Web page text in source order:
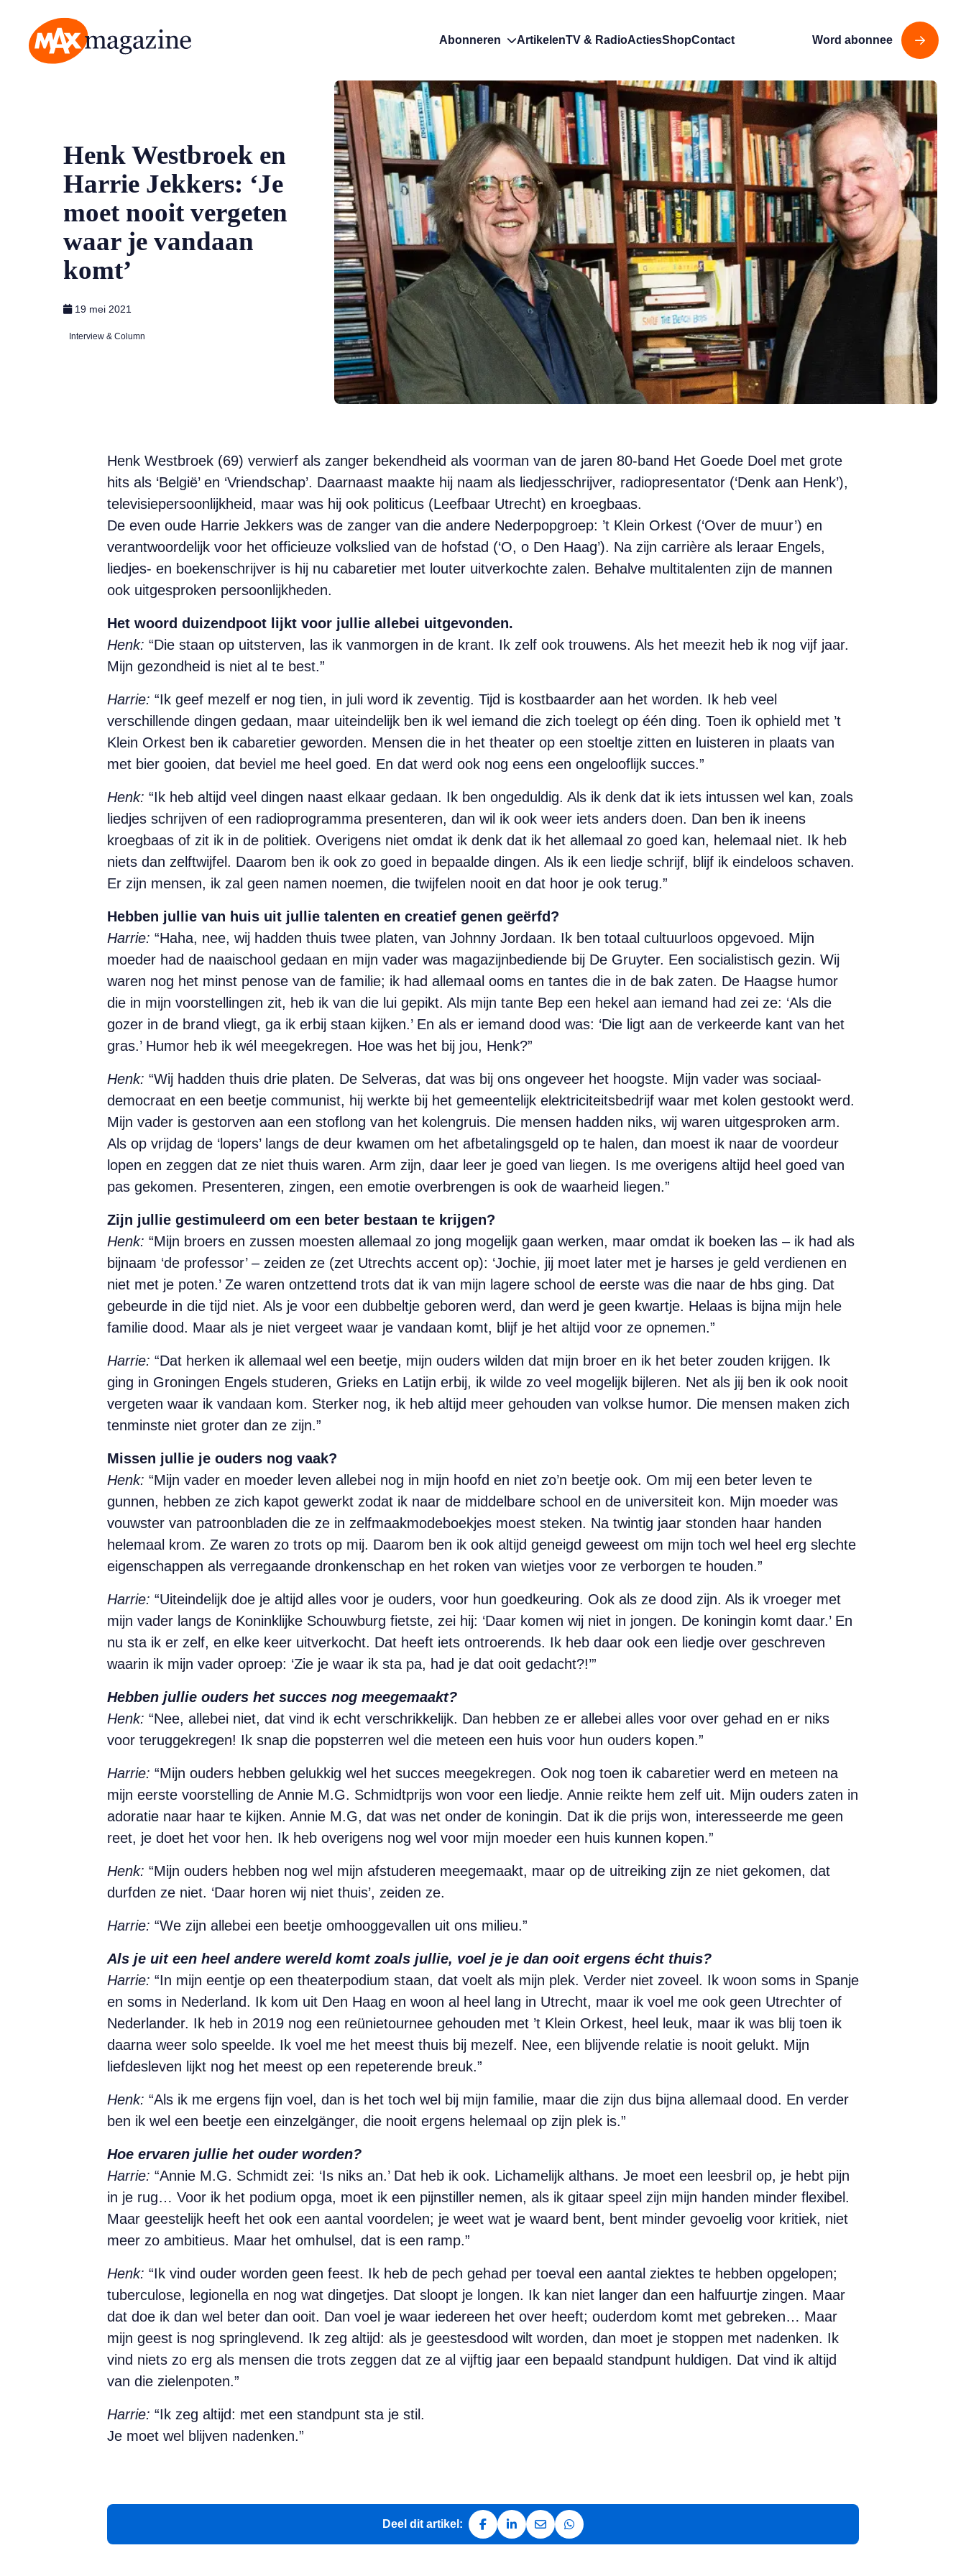
Abonneren ArtikelenTV & RadioActiesShopContact Word abonnee
Henk Westbroek en
Harrie Jekkers: ‘Je
moet nooit vergeten
waar je vandaan
komt’
19 mei 2021
Interview & Column
Henk Westbroek (69) verwierf als zanger bekendheid als voorman van de jaren 80-band Het Goede Doel met grote
hits als ‘België’ en ‘Vriendschap’. Daarnaast maakte hij naam als liedjesschrijver, radiopresentator (‘Denk aan Henk’),
televisiepersoonlijkheid, maar was hij ook politicus (Leefbaar Utrecht) en kroegbaas.
De even oude Harrie Jekkers was de zanger van die andere Nederpopgroep: ’t Klein Orkest (‘Over de muur’) en
verantwoordelijk voor het officieuze volkslied van de hofstad (‘O, o Den Haag’). Na zijn carrière als leraar Engels,
liedjes- en boekenschrijver is hij nu cabaretier met louter uitverkochte zalen. Behalve multitalenten zijn de mannen
ook uitgesproken persoonlijkheden.
Het woord duizendpoot lijkt voor jullie allebei uitgevonden.
Henk: “Die staan op uitsterven, las ik vanmorgen in de krant. Ik zelf ook trouwens. Als het meezit heb ik nog vijf jaar.
Mijn gezondheid is niet al te best.”
Harrie: “Ik geef mezelf er nog tien, in juli word ik zeventig. Tijd is kostbaarder aan het worden. Ik heb veel
verschillende dingen gedaan, maar uiteindelijk ben ik wel iemand die zich toelegt op één ding. Toen ik ophield met ’t
Klein Orkest ben ik cabaretier geworden. Mensen die in het theater op een stoeltje zitten en luisteren in plaats van
met bier gooien, dat beviel me heel goed. En dat werd ook nog eens een ongelooflijk succes.”
Henk: “Ik heb altijd veel dingen naast elkaar gedaan. Ik ben ongeduldig. Als ik denk dat ik iets intussen wel kan, zoals
liedjes schrijven of een radioprogramma presenteren, dan wil ik ook weer iets anders doen. Dan ben ik ineens
kroegbaas of zit ik in de politiek. Overigens niet omdat ik denk dat ik het allemaal zo goed kan, helemaal niet. Ik heb
niets dan zelftwijfel. Daarom ben ik ook zo goed in bepaalde dingen. Als ik een liedje schrijf, blijf ik eindeloos schaven.
Er zijn mensen, ik zal geen namen noemen, die twijfelen nooit en dat hoor je ook terug.”
Hebben jullie van huis uit jullie talenten en creatief genen geërfd?
Harrie: “Haha, nee, wij hadden thuis twee platen, van Johnny Jordaan. Ik ben totaal cultuurloos opgevoed. Mijn
moeder had de naaischool gedaan en mijn vader was magazijnbediende bij De Gruyter. Een socialistisch gezin. Wij
waren nog het minst penose van de familie; ik had allemaal ooms en tantes die in de bak zaten. De Haagse humor
die in mijn voorstellingen zit, heb ik van die lui gepikt. Als mijn tante Bep een hekel aan iemand had zei ze: ‘Als die
gozer in de brand vliegt, ga ik erbij staan kijken.’ En als er iemand dood was: ‘Die ligt aan de verkeerde kant van het
gras.’ Humor heb ik wél meegekregen. Hoe was het bij jou, Henk?”
Henk: “Wij hadden thuis drie platen. De Selveras, dat was bij ons ongeveer het hoogste. Mijn vader was sociaal-
democraat en een beetje communist, hij werkte bij het gemeentelijk elektriciteitsbedrijf waar met kolen gestookt werd.
Mijn vader is gestorven aan een stoflong van het kolengruis. Die mensen hadden niks, wij waren uitgesproken arm.
Als op vrijdag de ‘lopers’ langs de deur kwamen om het afbetalingsgeld op te halen, dan moest ik naar de voordeur
lopen en zeggen dat ze niet thuis waren. Arm zijn, daar leer je goed van liegen. Is me overigens altijd heel goed van
pas gekomen. Presenteren, zingen, een emotie overbrengen is ook de waarheid liegen.”
Zijn jullie gestimuleerd om een beter bestaan te krijgen?
Henk: “Mijn broers en zussen moesten allemaal zo jong mogelijk gaan werken, maar omdat ik boeken las – ik had als
bijnaam ‘de professor’ – zeiden ze (zet Utrechts accent op): ‘Jochie, jij moet later met je harses je geld verdienen en
niet met je poten.’ Ze waren ontzettend trots dat ik van mijn lagere school de eerste was die naar de hbs ging. Dat
gebeurde in die tijd niet. Als je voor een dubbeltje geboren werd, dan werd je geen kwartje. Helaas is bijna mijn hele
familie dood. Maar als je niet vergeet waar je vandaan komt, blijf je het altijd voor ze opnemen.”
Harrie: “Dat herken ik allemaal wel een beetje, mijn ouders wilden dat mijn broer en ik het beter zouden krijgen. Ik
ging in Groningen Engels studeren, Grieks en Latijn erbij, ik wilde zo veel mogelijk bijleren. Net als jij ben ik ook nooit
vergeten waar ik vandaan kom. Sterker nog, ik heb altijd meer gehouden van volkse humor. Die mensen maken zich
tenminste niet groter dan ze zijn.”
Missen jullie je ouders nog vaak?
Henk: “Mijn vader en moeder leven allebei nog in mijn hoofd en niet zo’n beetje ook. Om mij een beter leven te
gunnen, hebben ze zich kapot gewerkt zodat ik naar de middelbare school en de universiteit kon. Mijn moeder was
vouwster van patroonbladen die ze in zelfmaakmodeboekjes moest steken. Na twintig jaar stonden haar handen
helemaal krom. Ze waren zo trots op mij. Daarom ben ik ook altijd geneigd geweest om mijn toch wel heel erg slechte
eigenschappen als verregaande dronkenschap en het roken van wietjes voor ze verborgen te houden.”
Harrie: “Uiteindelijk doe je altijd alles voor je ouders, voor hun goedkeuring. Ook als ze dood zijn. Als ik vroeger met
mijn vader langs de Koninklijke Schouwburg fietste, zei hij: ‘Daar komen wij niet in jongen. De koningin komt daar.’ En
nu sta ik er zelf, en elke keer uitverkocht. Dat heeft iets ontroerends. Ik heb daar ook een liedje over geschreven
waarin ik mijn vader oproep: ‘Zie je waar ik sta pa, had je dat ooit gedacht?!’”
Hebben jullie ouders het succes nog meegemaakt?
Henk: “Nee, allebei niet, dat vind ik echt verschrikkelijk. Dan hebben ze er allebei alles voor over gehad en er niks
voor teruggekregen! Ik snap die popsterren wel die meteen een huis voor hun ouders kopen.”
Harrie: “Mijn ouders hebben gelukkig wel het succes meegekregen. Ook nog toen ik cabaretier werd en meteen na
mijn eerste voorstelling de Annie M.G. Schmidtprijs won voor een liedje. Annie reikte hem zelf uit. Mijn ouders zaten in
adoratie naar haar te kijken. Annie M.G, dat was net onder de koningin. Dat ik die prijs won, interesseerde me geen
reet, je doet het voor hen. Ik heb overigens nog wel voor mijn moeder een huis kunnen kopen.”
Henk: “Mijn ouders hebben nog wel mijn afstuderen meegemaakt, maar op de uitreiking zijn ze niet gekomen, dat
durfden ze niet. ‘Daar horen wij niet thuis’, zeiden ze.
Harrie: “We zijn allebei een beetje omhooggevallen uit ons milieu.”
Als je uit een heel andere wereld komt zoals jullie, voel je je dan ooit ergens écht thuis?
Harrie: “In mijn eentje op een theaterpodium staan, dat voelt als mijn plek. Verder niet zoveel. Ik woon soms in Spanje
en soms in Nederland. Ik kom uit Den Haag en woon al heel lang in Utrecht, maar ik voel me ook geen Utrechter of
Nederlander. Ik heb in 2019 nog een reünietournee gehouden met ’t Klein Orkest, heel leuk, maar ik was blij toen ik
daarna weer solo speelde. Ik voel me het meest thuis bij mezelf. Nee, een blijvende relatie is nooit gelukt. Mijn
liefdesleven lijkt nog het meest op een repeterende breuk.”
Henk: “Als ik me ergens fijn voel, dan is het toch wel bij mijn familie, maar die zijn dus bijna allemaal dood. En verder
ben ik wel een beetje een einzelgänger, die nooit ergens helemaal op zijn plek is.”
Hoe ervaren jullie het ouder worden?
Harrie: “Annie M.G. Schmidt zei: ‘Is niks an.’ Dat heb ik ook. Lichamelijk althans. Je moet een leesbril op, je hebt pijn
in je rug… Voor ik het podium opga, moet ik een pijnstiller nemen, als ik gitaar speel zijn mijn handen minder flexibel.
Maar geestelijk heeft het ook een aantal voordelen; je weet wat je waard bent, bent minder gevoelig voor kritiek, niet
meer zo ambitieus. Maar het omhulsel, dat is een ramp.”
Henk: “Ik vind ouder worden geen feest. Ik heb de pech gehad per toeval een aantal ziektes te hebben opgelopen;
tuberculose, legionella en nog wat dingetjes. Dat sloopt je longen. Ik kan niet langer dan een halfuurtje zingen. Maar
dat doe ik dan wel beter dan ooit. Dan voel je waar iedereen het over heeft; ouderdom komt met gebreken… Maar
mijn geest is nog springlevend. Ik zeg altijd: als je geestesdood wilt worden, dan moet je stoppen met nadenken. Ik
vind niets zo erg als mensen die trots zeggen dat ze al vijftig jaar een bepaald standpunt huldigen. Dat vind ik altijd
van die zielenpoten.”
Harrie: “Ik zeg altijd: met een standpunt sta je stil.
Je moet wel blijven nadenken.”
Deel dit artikel:
Deel op Facebook
Deel op LinkedIn
Deel via e-mail
Deel via WhatsApp